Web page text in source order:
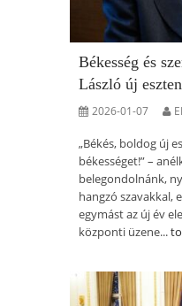
Békesség és
László új
2026-01-07
„Békés, boldog új
békességet!” –
belegondolnánk,
hangzó szavakkal,
egymást az új év
központi üzene...